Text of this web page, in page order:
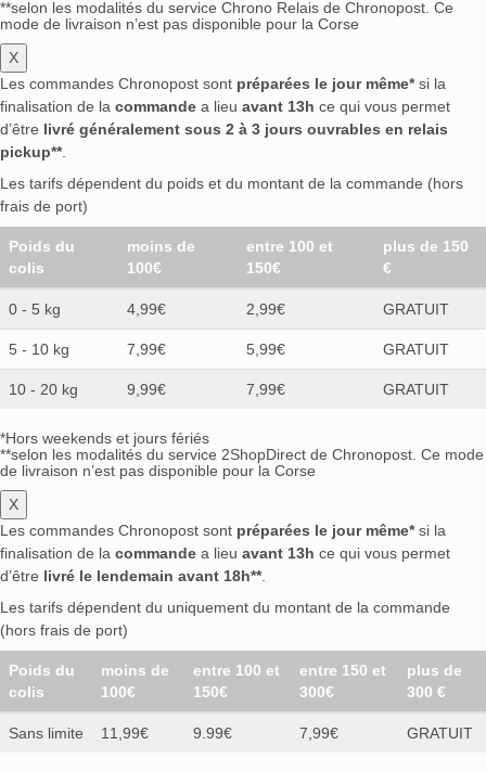
**selon les modalités du service Chrono Relais de Chronopost. Ce
mode de livraison n’est pas disponible pour la Corse
X
Les commandes Chronopost sont préparées le jour même*si la
finalisation de la commande a lieu avant 13h ce qui vous permet
d’être livré généralement sous 2 à 3 jours ouvrables en relais
pickup**.
Les tarifs dépendent du poids et du montant de la commande (hors
frais de port)
Poids du
colis
moins de
100€
entre 100 et
150€
plus de 150
€
0 - 5 kg 4,99€ 2,99€ GRATUIT
5 - 10 kg 7,99€ 5,99€ GRATUIT
10 - 20 kg 9,99€ 7,99€ GRATUIT
*Hors weekends et jours fériés
**selon les modalités du service 2ShopDirect de Chronopost. Ce mode
de livraison n’est pas disponible pour la Corse
X
Les commandes Chronopost sont préparées le jour même*si la
finalisation de la commande a lieu avant 13h ce qui vous permet
d’être livré le lendemain avant 18h**.
Les tarifs dépendent du uniquement du montant de la commande
(hors frais de port)
Poids du
colis
moins de
100€
entre 100 et
150€
entre 150 et
300€
plus de
300 €
Sans limite 11,99€ 9.99€ 7,99€ GRATUIT